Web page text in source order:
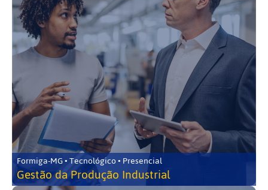
Formiga-MG • Tecnológico • Presencial
Gestão da Produção Industrial